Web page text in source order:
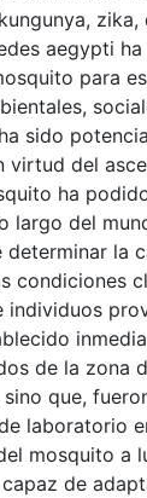
zika,
aegypti
para
sido
virtud del
ha
largo del
la
condiciones
de la zona
que,
laboratorio
mosquito a
de